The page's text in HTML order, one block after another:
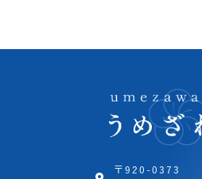
〒920-0373